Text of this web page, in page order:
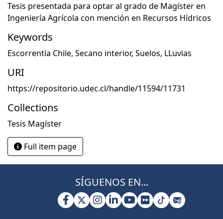
Tesis presentada para optar al grado de Magíster en
Ingeniería Agrícola con mención en Recursos Hídricos
Keywords
Escorrentía Chile, Secano interior, Suelos, LLuvias
URI
https://repositorio.udec.cl/handle/11594/11731
Collections
Tesis Magíster
Full item page
SÍGUENOS EN...